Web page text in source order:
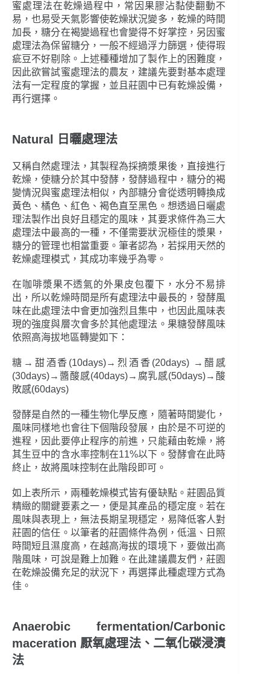
蜜處理法在乾燥過程中，常因果膠沾黏使翻動不
易，也易受天氣影響使乾燥狀況變多，乾燥的時間
加長，糖分在褐變過程也會變得不好掌控，另因蜜
處理法為保留糖分，一般不經過浮力篩選，使得瑕
疵豆不好剔除。上述種種增加了製作上的困難度，
因此欲嘗試蜜處理法的農友，建議先要對基本處理
法有一定程度的掌握，並且莊園中已有乾燥設備，
再行選擇。
Natural 日曬處理法
又稱自然處理法，其製程為採摘漿果後，直接進行
乾燥，使糖分於其中發酵，發酵過程中，糖分的褐
變情況與蜜處理法相似，內部糖分會從透明轉換成
黃色、橘色、紅色、褐色直至黑色。想透過日曬處
理法製作出良好且穩定的風味，其要求條件為三大
處理法中最高的一種，不僅需要狀況極佳的漿果，
糖分的管理也相當重要。筆者認為，若採用天然的
乾燥處理模式，其成功率幾乎為零。
在咖啡漿果不透氣的外果皮包覆下，水分不易排
出，所以乾燥時間是所有處理法中最長的，發酵風
味在此處理法中會更加強烈且集中，也因此風味表
現的強度與層次會多於其他處理法。果糖發酵風味
依照高海拔地區轉變如下：
糖→甜酒香(10days)→烈酒香(20days) →醋感
(30days)→醬酸感(40days)→腐乳感(50days)→酸
敗感(60days)
發酵是自然的一種生物化學反應，隨著時間變化，
風味同樣地也會往下個階段發展，由於是不可逆的
進程，因此要停止程序的前進，只能藉由乾燥，將
其生豆中的含水率控制在11%以下。發酵會在此時
終止，故將風味控制在此階段即可。
如上表所示，兩種乾燥模式皆有優缺點。莊園品質
精緻的關鍵要素之一，便是其產品的穩定度。若在
風味與表現上，無法長期呈現穩定，易降低客人對
莊園的信任。以筆者的莊園條件為例，低溫、日照
時間短且濕度高，在越高海拔的環境下，要做出高
階風味，可說是難上加難。在此建議農友們，莊園
在乾燥設備充足的狀況下，再選擇此種處理方式為
佳。
Anaerobic fermentation/Carbonic
maceration 厭氧處理法、二氧化碳浸漬
法